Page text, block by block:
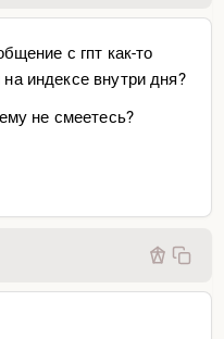
с гпт как-то
индексе внутри дня?
не смеетесь?